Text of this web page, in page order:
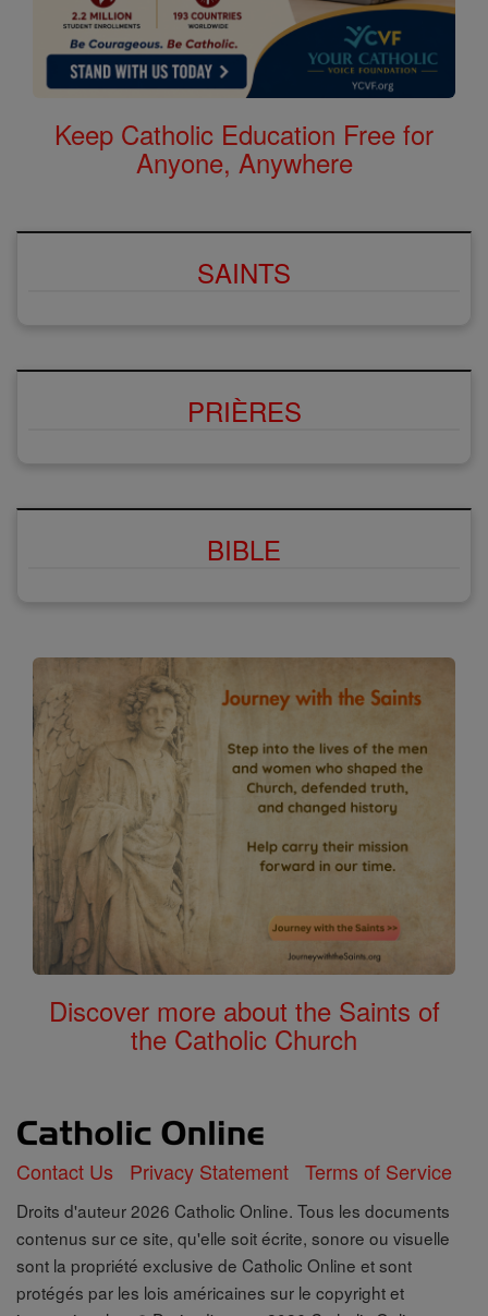
Keep Catholic Education Free for
Anyone, Anywhere
SAINTS
PRIÈRES
BIBLE
Discover more about the Saints of
the Catholic Church
Contact Us Privacy Statement Terms of Service
Droits d'auteur 2026 Catholic Online. Tous les documents
contenus sur ce site, qu'elle soit écrite, sonore ou visuelle
sont la propriété exclusive de Catholic Online et sont
protégés par les lois américaines sur le copyright et